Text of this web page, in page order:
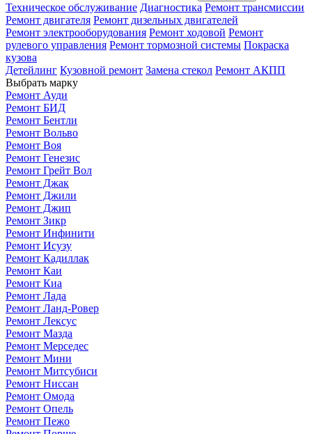
Техническое обслуживание Диагностика Ремонт трансмиссии
Ремонт двигателя Ремонт дизельных двигателей
Ремонт электрооборудования Ремонт ходовой Ремонт
рулевого управления Ремонт тормозной системы Покраска
кузова
Детейлинг Кузовной ремонт Замена стекол Ремонт АКПП
Выбрать марку
Ремонт Ауди
Ремонт БИД
Ремонт Бентли
Ремонт Вольво
Ремонт Воя
Ремонт Генезис
Ремонт Грейт Вол
Ремонт Джак
Ремонт Джили
Ремонт Джип
Ремонт Зикр
Ремонт Инфинити
Ремонт Исузу
Ремонт Кадиллак
Ремонт Каи
Ремонт Киа
Ремонт Лада
Ремонт Ланд-Ровер
Ремонт Лексус
Ремонт Мазда
Ремонт Мерседес
Ремонт Мини
Ремонт Митсубиси
Ремонт Ниссан
Ремонт Омода
Ремонт Опель
Ремонт Пежо